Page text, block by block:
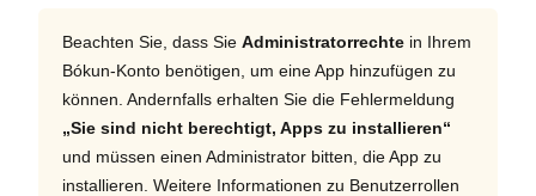
Beachten Sie, dass Sie Administratorrechte in Ihrem
Bókun-Konto benötigen, um eine App hinzufügen zu
können. Andernfalls erhalten Sie die Fehlermeldung
„Sie sind nicht berechtigt, Apps zu installieren“
und müssen einen Administrator bitten, die App zu
installieren. Weitere Informationen zu Benutzerrollen